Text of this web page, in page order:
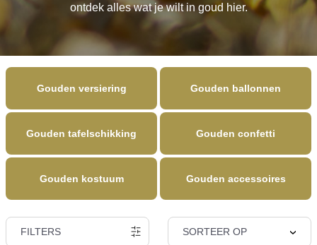
ontdek alles wat je wilt in goud hier.
Gouden versiering Gouden ballonnen
Gouden tafelschikking Gouden confetti
Gouden kostuum Gouden accessoires
FILTERS SORTEER OP